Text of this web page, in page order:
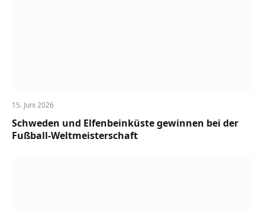
15. Juni 2026
Schweden und Elfenbeinküste gewinnen bei der
Fußball-Weltmeisterschaft